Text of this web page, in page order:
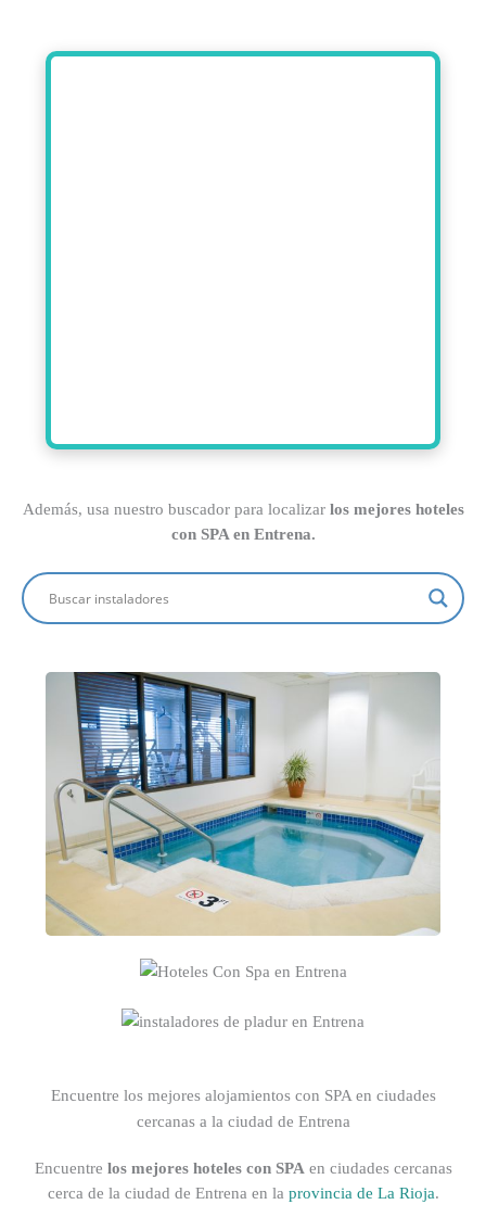
Además, usa nuestro buscador para localizar los mejores hoteles
con SPA en Entrena.
Encuentre los mejores alojamientos con SPA en ciudades
cercanas a la ciudad de Entrena
Encuentre los mejores hoteles con SPA en ciudades cercanas
cerca de la ciudad de Entrena en la provincia de La Rioja.